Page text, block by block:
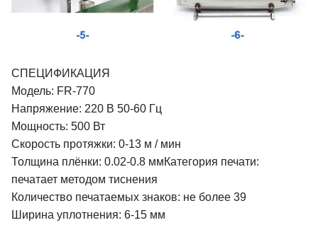
СПЕЦИФИКАЦИЯ
Модель: FR-770
Напряжение: 220 В 50-60 Гц
Мощность: 500 Вт
Скорость протяжки: 0-13 м / мин
Толщина плёнки: 0.02-0.8 ммКатегория печати:
печатает методом тиснения
Количество печатаемых знаков: не более 39
Ширина уплотнения: 6-15 мм